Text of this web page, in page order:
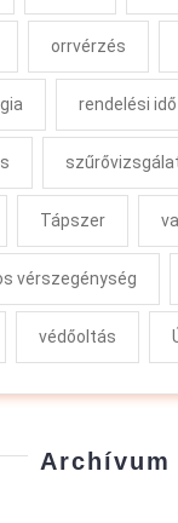
orrvérzés
rendelési idő
Tápszer
vérszegénység
védőoltás
Archívum